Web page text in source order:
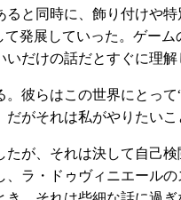
と同時に、飾り付けや
発展していった。ゲー
だけの話だとすぐに理解
彼らはこの世界にとっ
がそれは私がやりたいこ
が、それは決して自己
、ラ・ドゥヴィニエール